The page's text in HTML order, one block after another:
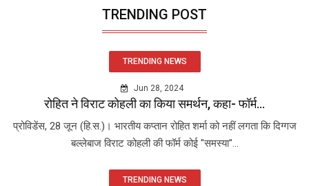
TRENDING POST
TRENDING NEWS
Jun 28, 2024
रोहित ने विराट कोहली का किया समर्थन, कहा- फॉर्म...
प्रोविडेंस, 28 जून (हि.स.)। भारतीय कप्तान रोहित शर्मा को नहीं लगता कि दिग्गज
बल्लेबाज विराट कोहली की फॉर्म कोई "समस्या"...
TRENDING NEWS